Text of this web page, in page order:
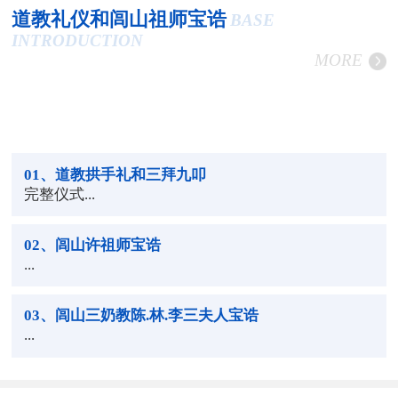
道教礼仪和闾山祖师宝诰 BASE
INTRODUCTION
MORE
01 、道教拱手礼和三拜九叩
完整仪式...
02、闾山许祖师宝诰
...
03、闾山三奶教陈.林.李三夫人宝诰
...